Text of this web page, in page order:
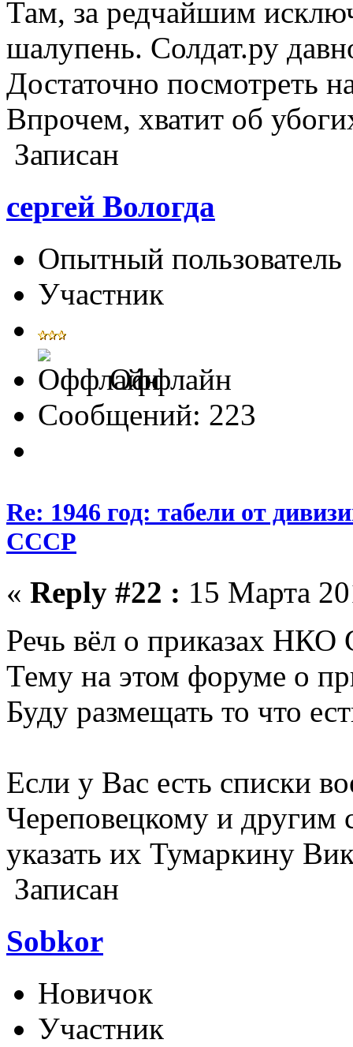
Там, за редчайшим
шалупень. Солдат.ру
Достаточно посмотреть
Впрочем, хватит об
Записан
сергей Вологда
Опытный пользователь
Участник
Оффлайн
Сообщений: 223
Re: 1946 год: табели от
СССР
« Reply #22 : 15 Марта
Речь вёл о приказах НКО
Тему на этом форуме о
Буду размещать то что
Если у Вас есть списки
Череповецкому и другим
указать их Тумаркину
Записан
Sobkor
Новичок
Участник